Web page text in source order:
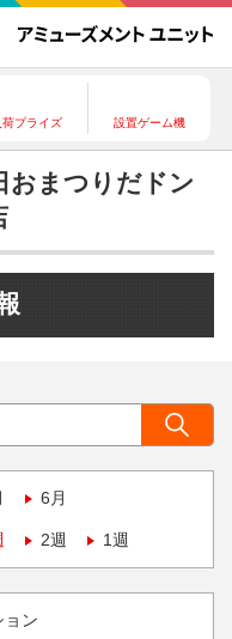
荷プライズ 設置ゲーム機
おまつりだドン
6月
2週 1週
ョン